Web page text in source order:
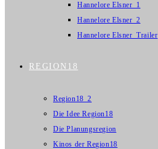
Hannelore Elsner_1
Hannelore Elsner_2
Hannelore Elsner_Trailer
REGION18
Region18_2
Die Idee Region18
Die Planungsregion
Kinos der Region18